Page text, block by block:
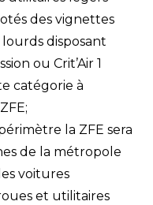
des vignettes
lourds disposant
ou Crit’Air 1
catégorie à
la ZFE sera
de la métropole
voitures
et utilitaires